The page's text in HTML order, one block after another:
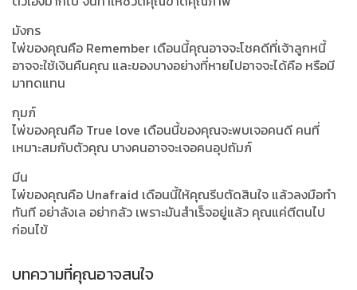
มังกร
ไพ่ของคุณคือ Remember เดือนนี้คุณอาจจะโชคดีที่เจ้าลูกหนี้
อาจจะใช้เงินคืนคุณ และของบางอย่างที่หายไปอาจจะได้คือ หรือมี
มาทดแทน
กุมภ์
ไพ่ของคุณคือ True love เดือนนี้ของคุณจะพบเจอคนดี คนที่
เหมาะสมกับตัวคุณ บางคนอาจจะเจอคนอุปถัมภ์
มีน
ไพ่ของคุณคือ Unafraid เดือนนี้ให้คุณรีบตัดสินใจ แล้วลงมือทำ
ทันที อย่าลังเล อย่ากลัว เพราะมันสำเร็จอยู่แล้ว คุณแค่ตีตนไป
ก่อนไข้
บทความที่คุณอาจสนใจ